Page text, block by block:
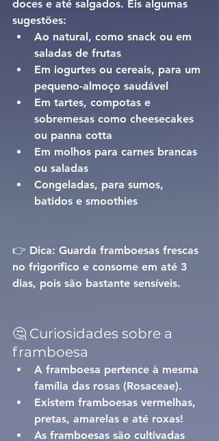
doces e até salgados. Eis algumas
sugestões:
Ao natural, como snack ou em
saladas de frutas
Em iogurtes ou cereais, para um
pequeno-almoço saudável
Em tartes, compotas e
sobremesas como cheesecakes
ou panna cotta
Em molhos para carnes brancas
ou saladas
Congeladas, para sumos,
batidos e smoothies
👉 Dica: Guarda framboesas frescas
no frigorífico e consome em até 3
dias, pois são bastante sensíveis.
🤔 Curiosidades sobre a
framboesa
A framboesa pertence à mesma
família das rosas (Rosaceae).
Existem framboesas vermelhas,
pretas, amarelas e até roxas!
As framboesas são cultivadas